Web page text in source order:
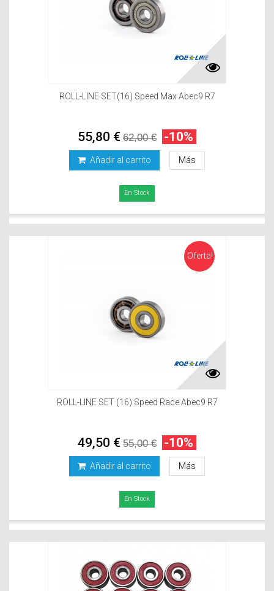
ROLL-LINE SET(16) Speed Max Abec9 R7
55,80 € 62,00 € -10%
Añadir al carrito Más
En Stock
Oferta!
ROLL-LINE SET (16) Speed Race Abec9 R7
49,50 € 55,00 € -10%
Añadir al carrito Más
En Stock